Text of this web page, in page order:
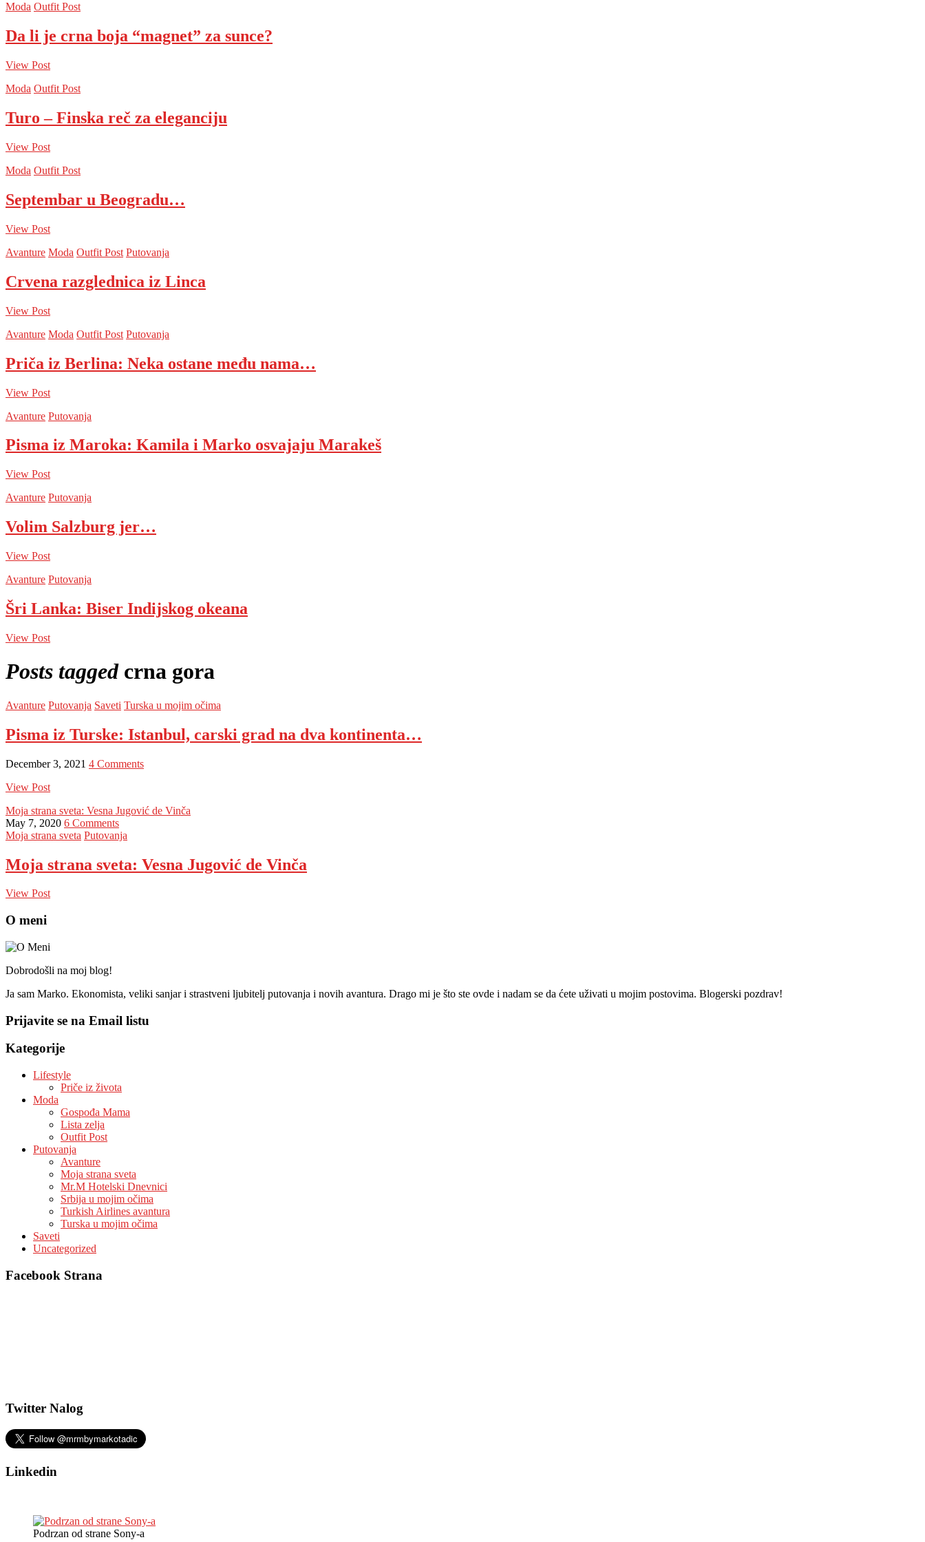
Moda Outfit Post
Da li je crna boja “magnet” za sunce?
View Post
Moda Outfit Post
Turo – Finska reč za eleganciju
View Post
Moda Outfit Post
Septembar u Beogradu…
View Post
Avanture Moda Outfit Post Putovanja
Crvena razglednica iz Linca
View Post
Avanture Moda Outfit Post Putovanja
Priča iz Berlina: Neka ostane među nama…
View Post
Avanture Putovanja
Pisma iz Maroka: Kamila i Marko osvajaju Marakeš
View Post
Avanture Putovanja
Volim Salzburg jer…
View Post
Avanture Putovanja
Šri Lanka: Biser Indijskog okeana
View Post
Posts tagged crna gora
Avanture Putovanja Saveti Turska u mojim očima
Pisma iz Turske: Istanbul, carski grad na dva kontinenta…
December 3, 2021 4 Comments
View Post
Moja strana sveta: Vesna Jugović de Vinča
May 7, 2020 6 Comments
Moja strana sveta Putovanja
Moja strana sveta: Vesna Jugović de Vinča
View Post
O meni
Dobrodošli na moj blog!
Ja sam Marko. Ekonomista, veliki sanjar i strastveni ljubitelj putovanja i novih avantura. Drago mi je što ste ovde i nadam se da ćete uživati u mojim postovima. Blogerski pozdrav!
Prijavite se na Email listu
Kategorije
Lifestyle
Priče iz života
Moda
Gospođa Mama
Lista zelja
Outfit Post
Putovanja
Avanture
Moja strana sveta
Mr.M Hotelski Dnevnici
Srbija u mojim očima
Turkish Airlines avantura
Turska u mojim očima
Saveti
Uncategorized
Facebook Strana
Twitter Nalog
Linkedin
Podrzan od strane Sony-a